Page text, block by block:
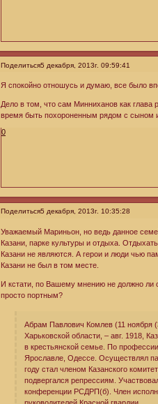
Поделиться5 декабря, 2013г. 09:59:41
Я спокойно отношусь и думаю, все было
Дело в том, что сам Минниханов как
время быть похороненным рядом с сыном
0
Поделиться5 декабря, 2013г. 10:35:28
Уважаемый Мариньон, но ведь данное
Казани, парке культуры и отдыха.
Казани не являются. А герои и люди чью
Казани не был в том месте.
И кстати, по Вашему мнению не должно
просто портным?
Абрам Павлович Комлев (11 ноября
Харьковской области, ‒ авг. 1918,
в крестьянской семье. По
Ярославле, Одессе. Осуществлял
году стал членом Казанского
подвергался репрессиям.
конференции РСДРП(б). Член